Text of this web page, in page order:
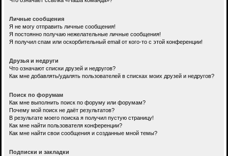
Личные сообщения
Я не могу отправить личные сообщения!
Я постоянно получаю нежелательные личные сообщения!
Я получил спам или оскорбительный email от кого-то с этой конференции!
Друзья и недруги
Что означают списки друзей и недругов?
Как мне добавлять/удалять пользователей в списках моих друзей и недругов?
Поиск по форумам
Как мне выполнить поиск по форуму или форумам?
Почему мой поиск не даёт результатов?
В результате моего поиска я получил пустую страницу!
Как мне найти пользователя конференции?
Как мне найти свои сообщения и созданные мной темы?
Подписки и закладки